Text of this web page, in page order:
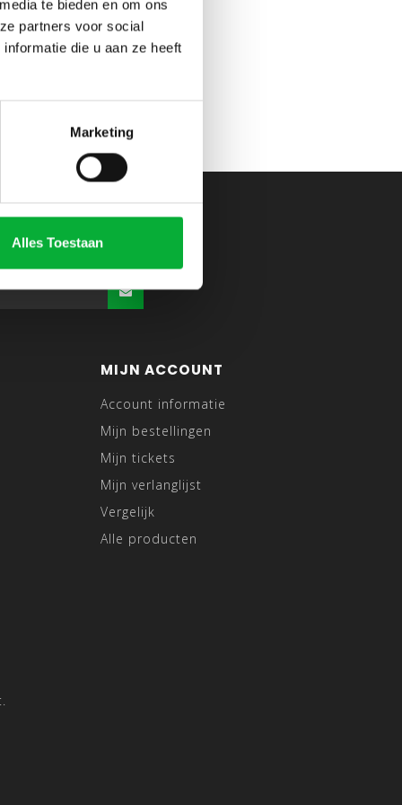
te bieden en om ons
partners voor social
die u aan ze heeft
Marketing
Alles Toestaan
MIJN ACCOUNT
Account informatie
Mijn bestellingen
Mijn tickets
Mijn verlanglijst
Vergelijk
Alle producten